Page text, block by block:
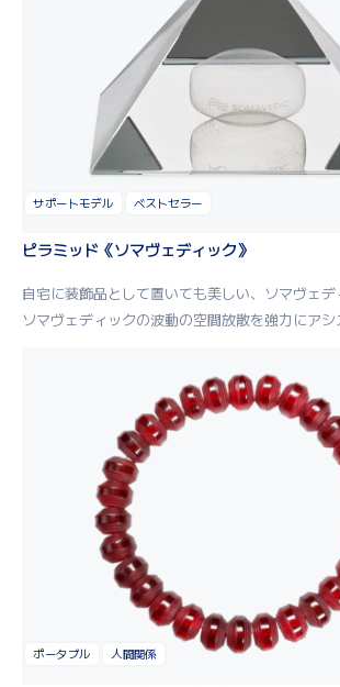
サポートモデル ベストセラー
ピラミッド《ソマヴェディック》
自宅に装飾品として置いても美しい、ソマヴェ
ソマヴェディックの波動の空間放散を強力にアシ
ポータブル 人間関係